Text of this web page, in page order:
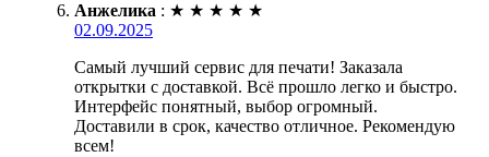
Анжелика : ★ ★ ★ ★ ★
02.09.2025
Самый лучший сервис для печати! Заказала
открытки с доставкой. Всё прошло легко и быстро.
Интерфейс понятный, выбор огромный.
Доставили в срок, качество отличное. Рекомендую
всем!